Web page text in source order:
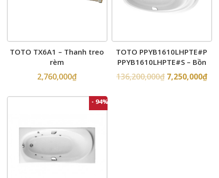
TOTO TX6A1 – Thanh treo
rèm
2,760,000₫
TOTO PPYB1610LHPTE#P
PPYB1610LHPTE#S – Bồn
tắm xây massage
136,200,000₫ 7,250,000₫
- 94%